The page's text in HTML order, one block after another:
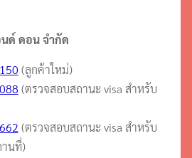
ด์ ดอน จำกัด
(ลูกค้าใหม่)
(ตรวจสอบสถานะ visa สำหรับ
(ตรวจสอบสถานะ visa สำหรับ
นที่)